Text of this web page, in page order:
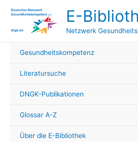
Inhalt
E-
Netzwerk
Gesundheitskompetenz
Literatursuche
DNGK-Publikationen
Glossar A-Z
Über die E-Bibliothek